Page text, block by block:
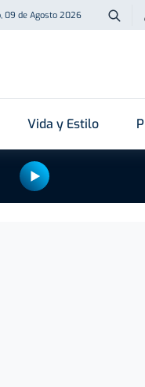
09 de Agosto 2026 Buscar
Vida y Estilo